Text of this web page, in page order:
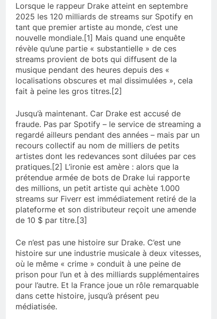
Lorsque le rappeur Drake atteint en septembre
2025 les 120 milliards de streams sur Spotify en
tant que premier artiste au monde, c’est une
nouvelle mondiale.[1] Mais quand une enquête
révèle qu’une partie « substantielle » de ces
streams provient de bots qui diffusent de la
musique pendant des heures depuis des «
localisations obscures et mal dissimulées », cela
fait à peine les gros titres.[2]
Jusqu’à maintenant. Car Drake est accusé de
fraude. Pas par Spotify – le service de streaming a
regardé ailleurs pendant des années – mais par un
recours collectif au nom de milliers de petits
artistes dont les redevances sont diluées par ces
pratiques.[2] L’ironie est amère : alors que la
prétendue armée de bots de Drake lui rapporte
des millions, un petit artiste qui achète 1.000
streams sur Fiverr est immédiatement retiré de la
plateforme et son distributeur reçoit une amende
de 10 $ par titre.[3]
Ce n’est pas une histoire sur Drake. C’est une
histoire sur une industrie musicale à deux vitesses,
où le même « crime » conduit à une peine de
prison pour l’un et à des milliards supplémentaires
pour l’autre. Et la France joue un rôle remarquable
dans cette histoire, jusqu’à présent peu
médiatisée.